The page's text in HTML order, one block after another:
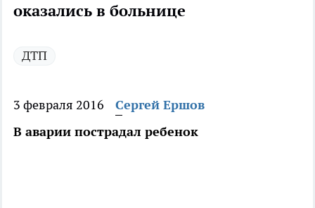
оказались в больнице
ДТП
3 февраля 2016
Сергей Ершов
В аварии пострадал ребенок